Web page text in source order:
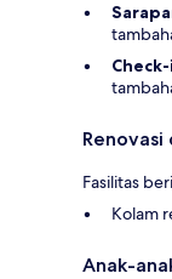
Fasilitas
Kolam
Anak-